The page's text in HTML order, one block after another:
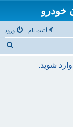
خودرو
ورود ثبت نام
شوید.